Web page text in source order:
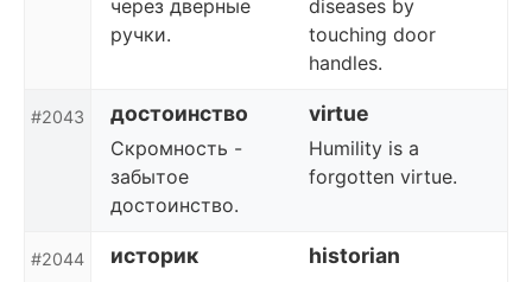
через дверные
ручки.
diseases by
touching door
handles.
#2043 достоинство virtue
Скромность -
забытое
достоинство.
Humility is a
forgotten virtue.
#2044 историк historian